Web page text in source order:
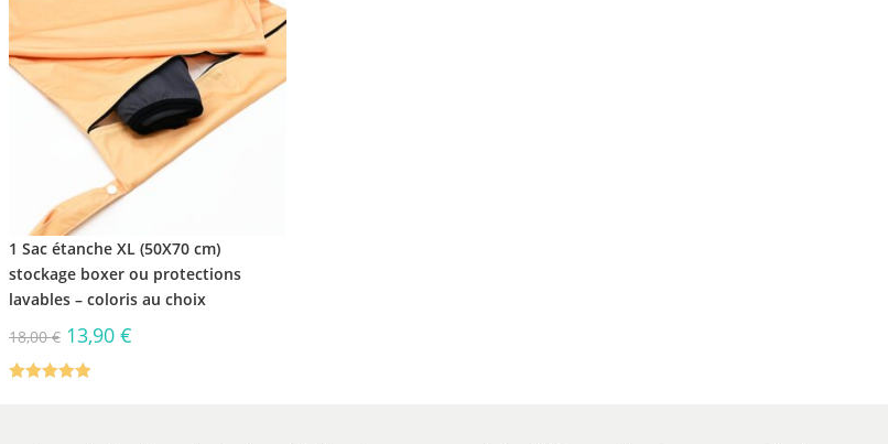
1 Sac étanche XL (50X70 cm)
stockage boxer ou protections
lavables – coloris au choix
18,00€ 13,90 €